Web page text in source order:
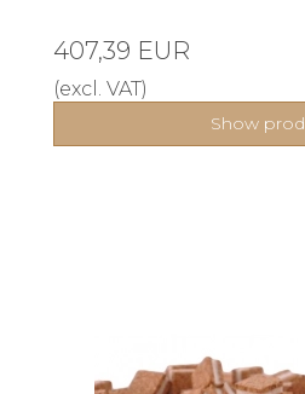
407,39 EUR
(excl. VAT)
Show